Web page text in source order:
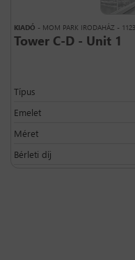
KIADÓ - MOM PARK IRODAHÁZ -
Tower C-D - Unit 1
Típus
Emelet
Méret
Bérleti díj